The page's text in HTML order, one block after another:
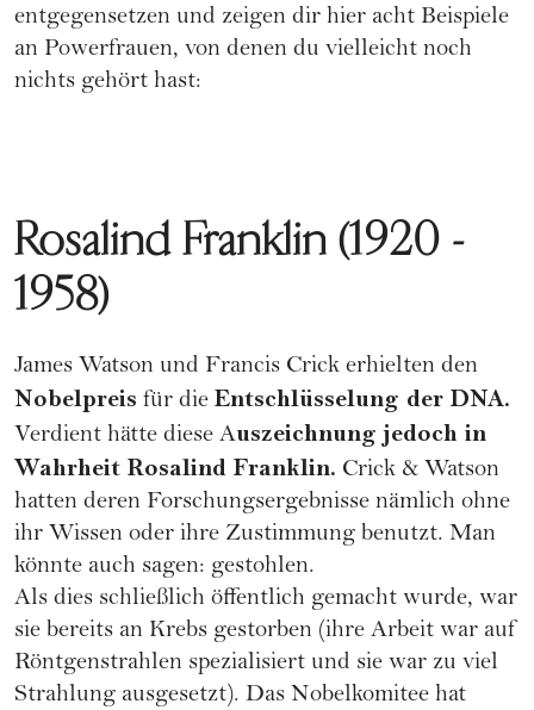
entgegensetzen und zeigen dir hier acht Beispiele
an Powerfrauen, von denen du vielleicht noch
nichts gehört hast:
Rosalind Franklin (1920 -
1958)
James Watson und Francis Crick erhielten den
Nobelpreis für die Entschlüsselung der DNA.
Verdient hätte diese Auszeichnung jedoch in
Wahrheit Rosalind Franklin. Crick & Watson
hatten deren Forschungsergebnisse nämlich ohne
ihr Wissen oder ihre Zustimmung benutzt. Man
könnte auch sagen: gestohlen.
Als dies schließlich öffentlich gemacht wurde, war
sie bereits an Krebs gestorben (ihre Arbeit war auf
Röntgenstrahlen spezialisiert und sie war zu viel
Strahlung ausgesetzt). Das Nobelkomitee hat